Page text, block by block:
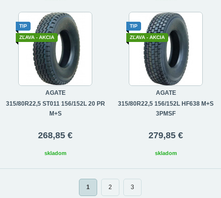
AGATE
315/80R22,5 ST011 156/152L 20 PR
M+S
TIP
ZĽAVA - AKCIA
268,85 €
skladom
AGATE
315/80R22,5 156/152L HF638 M+S
3PMSF
TIP
ZĽAVA - AKCIA
279,85 €
skladom
1 2 3